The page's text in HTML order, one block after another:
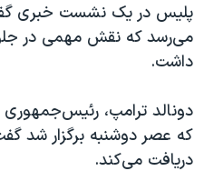
چهل سال گروگان‌گیری
قانون شفافیت دارائی کادر
اسرائیل در جنگ
نرگس محمدی برنده جایزه نوبل
پلیس در یک نشست خبری
می‌رسد که نقش مهمی در
داشت.
دونالد ترامپ،
که عصر دوشنبه برگزار شد
دریافت می‌کند.